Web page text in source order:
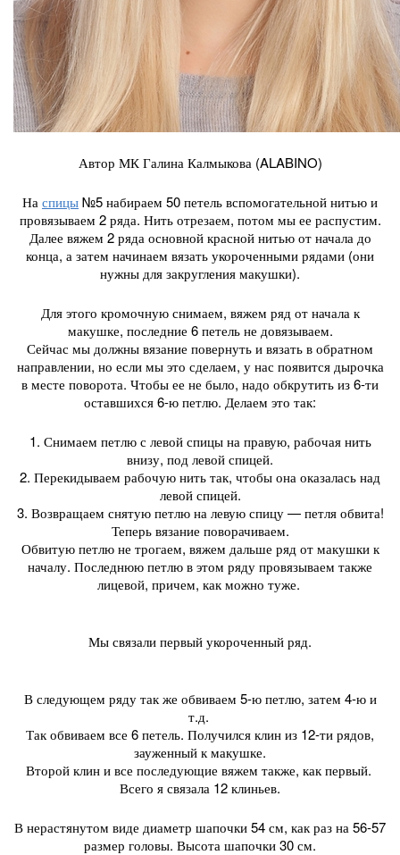
Автор МК Галина Калмыкова (ALABINO)
На спицы№5 набираем 50 петель вспомогательной нитью и
провязываем 2 ряда. Нить отрезаем, потом мы ее распустим.
Далее вяжем 2 ряда основной красной нитью от начала до
конца, а затем начинаем вязать укороченными рядами (они
нужны для закругления макушки).
Для этого кромочную снимаем, вяжем ряд от начала к
макушке, последние 6 петель не довязываем.
Сейчас мы должны вязание повернуть и вязать в обратном
направлении, но если мы это сделаем, у нас появится дырочка
в месте поворота. Чтобы ее не было, надо обкрутить из 6-ти
оставшихся 6-ю петлю. Делаем это так:
1. Снимаем петлю с левой спицы на правую, рабочая нить
внизу, под левой спицей.
2. Перекидываем рабочую нить так, чтобы она оказалась над
левой спицей.
3. Возвращаем снятую петлю на левую спицу — петля обвита!
Теперь вязание поворачиваем.
Обвитую петлю не трогаем, вяжем дальше ряд от макушки к
началу. Последнюю петлю в этом ряду провязываем также
лицевой, причем, как можно туже.
Мы связали первый укороченный ряд.
В следующем ряду так же обвиваем 5-ю петлю, затем 4-ю и
т.д.
Так обвиваем все 6 петель. Получился клин из 12-ти рядов,
зауженный к макушке.
Второй клин и все последующие вяжем также, как первый.
Всего я связала 12 клиньев.
В нерастянутом виде диаметр шапочки 54 см, как раз на 56-57
размер головы. Высота шапочки 30 см.